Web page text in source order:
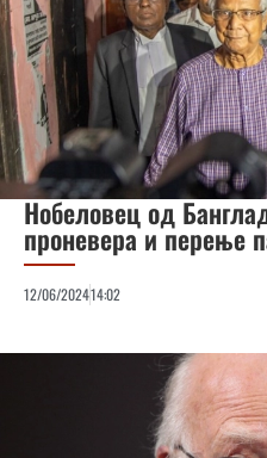
Нобеловец од
проневера и перење
12/06/202414:02